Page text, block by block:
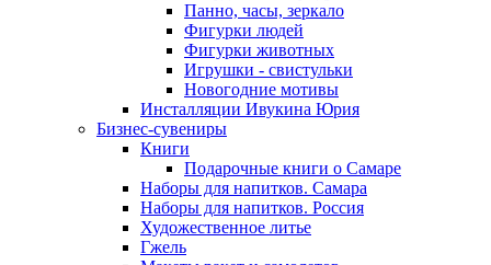
Панно, часы, зеркало
Фигурки людей
Фигурки животных
Игрушки - свистульки
Новогодние мотивы
Инсталляции Ивукина Юрия
Бизнес-сувениры
Книги
Подарочные книги о Самаре
Наборы для напитков. Самара
Наборы для напитков. Россия
Художественное литье
Гжель